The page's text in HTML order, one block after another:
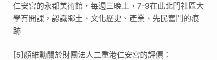
仁安宮的永都美術館，每週三晚上，7-9在此北門社區大
學有開課，認識鄉土、文化歷史、產業、先民奮鬥的痕
跡
[5]顏維勳關於財團法人二重港仁安宮的評價：